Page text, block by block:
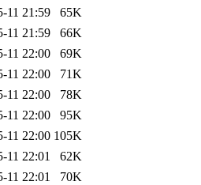
11 21:59
65K
11 21:59
66K
11 22:00
69K
11 22:00
71K
11 22:00
78K
11 22:00
95K
11 22:00 105K
11 22:01
62K
11 22:01
70K